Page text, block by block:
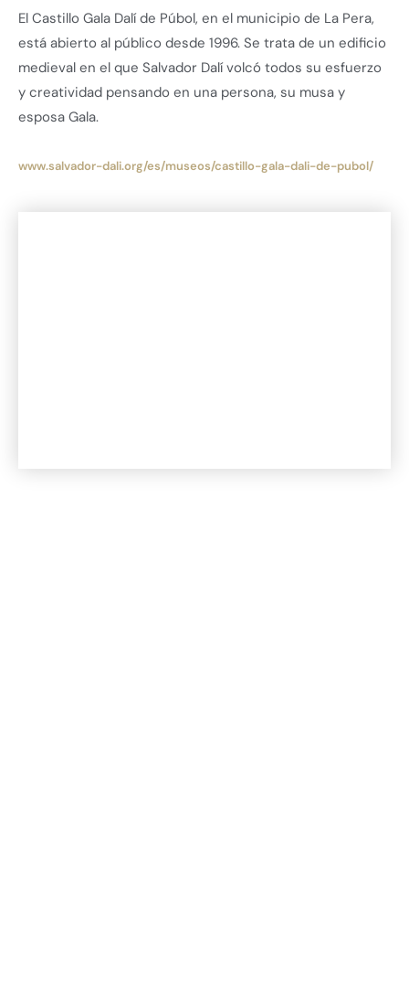
El Castillo Gala Dalí de Púbol, en el municipio de La Pera,
está abierto al público desde 1996. Se trata de un edificio
medieval en el que Salvador Dalí volcó todos su esfuerzo
y creatividad pensando en una persona, su musa y
esposa Gala.
www.salvador-dali.org/es/museos/castillo-gala-dali-de-pubol/